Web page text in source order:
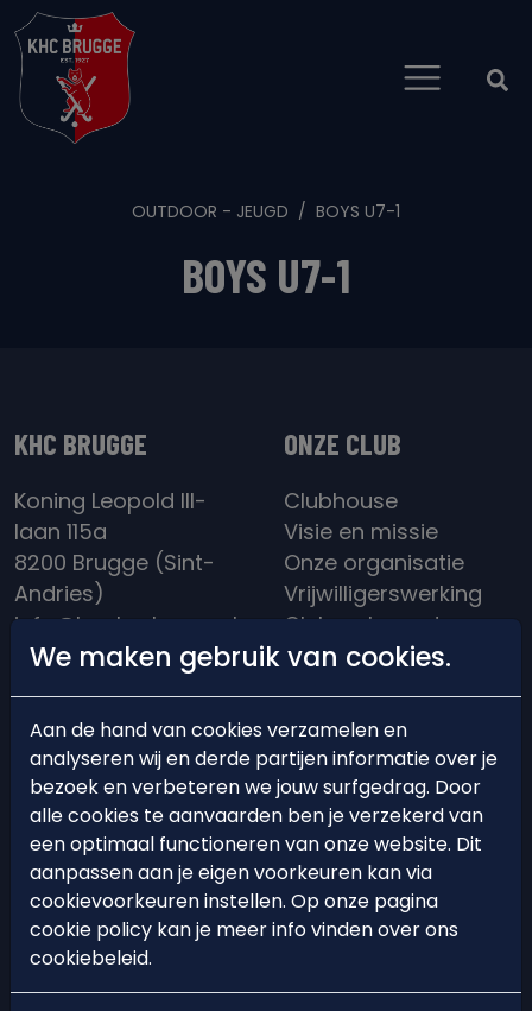
OUTDOOR - JEUGD BOYS U7-1
BOYS U7-1
KHC BRUGGE
Koning Leopold III-
laan 115a
8200 Brugge (Sint-
Andries)
info@hockeybrugge.be
Clubhuis: +32 50 39
ONZE CLUB
Clubhouse
Visie en missie
Onze organisatie
Vrijwilligerswerking
Clubreglement
Een rijke historiek
BEARS'ACADEMY
Lid worden
Starten met hockey
Trainingsschema
Ploegindeling
EVENTS
Events
Hockeystages &
We maken gebruik van cookies.
Aan de hand van cookies verzamelen en
analyseren wij en derde partijen informatie over je
bezoek en verbeteren we jouw surfgedrag. Door
alle cookies te aanvaarden ben je verzekerd van
een optimaal functioneren van onze website. Dit
aanpassen aan je eigen voorkeuren kan via
cookievoorkeuren instellen. Op onze pagina
cookie policy kan je meer info vinden over ons
cookiebeleid.